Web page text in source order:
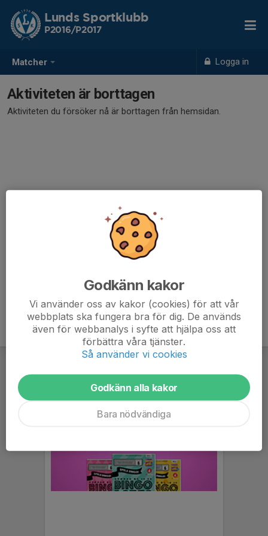
Matcher Logga in
Lunds Sportklubb
P2016/P2017
Aktiviteten är borttagen
Aktiviteten du försöker nå är borttagen från hemsidan.
Godkänn kakor
Vi använder oss av kakor (cookies) för att vår
webbplats ska fungera bra för dig. De används
även för webbanalys i syfte att hjälpa oss att
förbättra våra tjänster.
Så använder vi cookies
Godkänn alla kakor
Bara nödvändiga